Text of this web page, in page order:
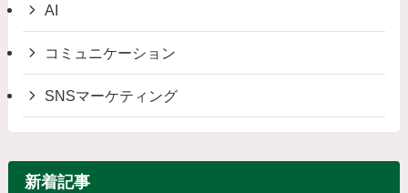
AI
コミュニケーション
SNSマーケティング
新着記事